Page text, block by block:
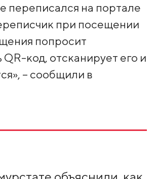
переписался на портале
при посещении
попросит
QR-код, отсканирует его и
– сообщили в